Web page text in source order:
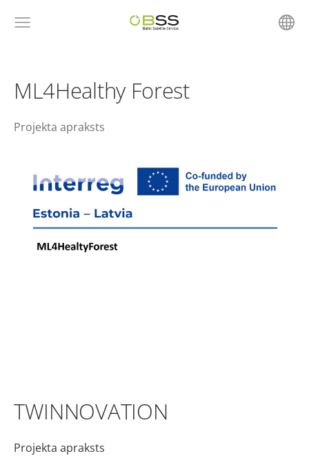
ML4Healthy Forest
Projekta apraksts
TWINNOVATION
Projekta apraksts